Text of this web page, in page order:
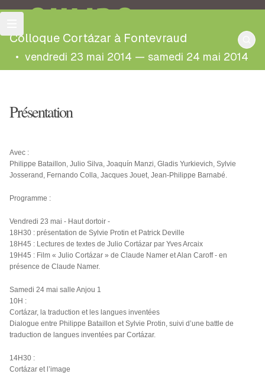
OULIPO
Colloque Cortázar à Fontevraud
• vendredi 23 mai 2014 — samedi 24 mai 2014
Présentation
Avec :
Philippe Bataillon, Julio Silva, Joaquín Manzi, Gladis Yurkievich, Sylvie
Josserand, Fernando Colla, Jacques Jouet, Jean-Philippe Barnabé.
Programme :
Vendredi 23 mai - Haut dortoir -
18H30 : présentation de Sylvie Protin et Patrick Deville
18H45 : Lectures de textes de Julio Cortázar par Yves Arcaix
19H45 : Film « Julio Cortázar » de Claude Namer et Alan Caroff - en
présence de Claude Namer.
Samedi 24 mai salle Anjou 1
10H :
Cortázar, la traduction et les langues inventées
Dialogue entre Philippe Bataillon et Sylvie Protin, suivi d’une battle de
traduction de langues inventées par Cortázar.
14H30 :
Cortázar et l’image